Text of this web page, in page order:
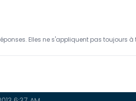
Elles ne s'appliquent pas toujours à